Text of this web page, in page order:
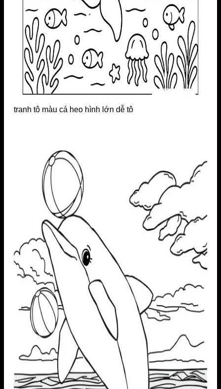
tranh tô màu cá heo hình lớn dễ tô